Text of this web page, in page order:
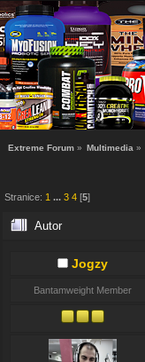
Extreme Forum » Multimedia »
Stranice:1 ...3 4 [5]
Autor
Jogzy
Bantamweight Member